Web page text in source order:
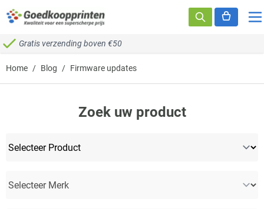
Ga naar de inhoud
Gratis verzending boven €50
Home / Blog / Firmware updates
Zoek uw product